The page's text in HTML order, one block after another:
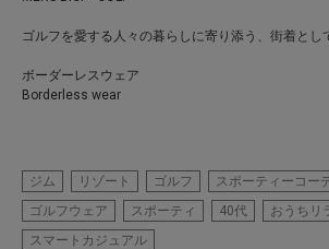
ゴルフを愛する人々の暮らしに寄り添う、街着とし
ボーダーレスウェア
Borderless wear
ジム リゾート ゴルフ スポーティーコー
ゴルフウェア
スポーティ 40代 おうちリ
スマートカジュアル